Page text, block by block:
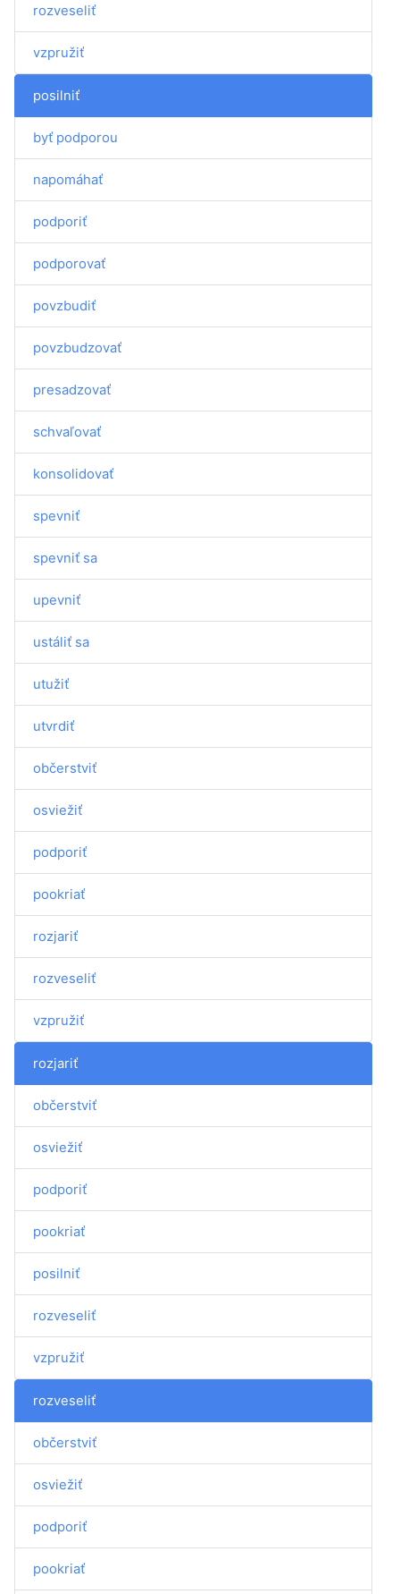
rozveseliť
vzpružiť
posilniť
byť podporou
napomáhať
podporiť
podporovať
povzbudiť
povzbudzovať
presadzovať
schvaľovať
konsolidovať
spevniť
spevniť sa
upevniť
ustáliť sa
utužiť
utvrdiť
občerstviť
osviežiť
podporiť
pookriať
rozjariť
rozveseliť
vzpružiť
rozjariť
občerstviť
osviežiť
podporiť
pookriať
posilniť
rozveseliť
vzpružiť
rozveseliť
občerstviť
osviežiť
podporiť
pookriať